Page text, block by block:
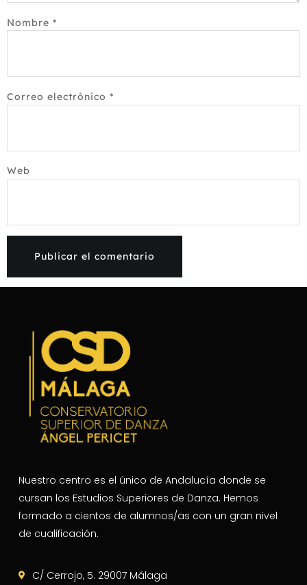
Nombre *
Correo electrónico *
Web
Nuestro centro es el único de Andalucía donde se
cursan los Estudios Superiores de Danza. Hemos
formado a cientos de alumnos/as con un gran nivel
de cualificación.
C/ Cerrojo, 5. 29007 Málaga